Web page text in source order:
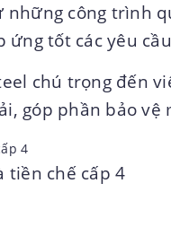
công trình
tốt các yêu
chú trọng đến
góp phần bảo vệ
tiền chế cấp 4